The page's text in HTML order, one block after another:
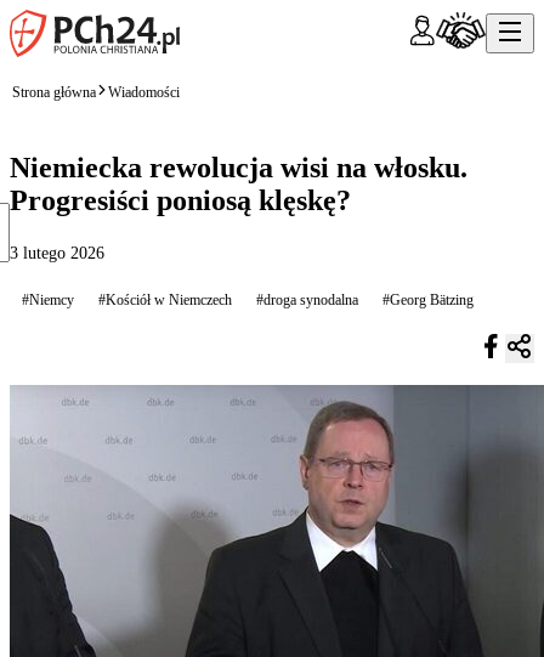
Strona główna Wiadomości
Niemiecka rewolucja wisi na włosku.
Progresiści poniosą klęskę?
3 lutego 2026
#Niemcy #Kościół w Niemczech #droga synodalna #Georg Bätzing